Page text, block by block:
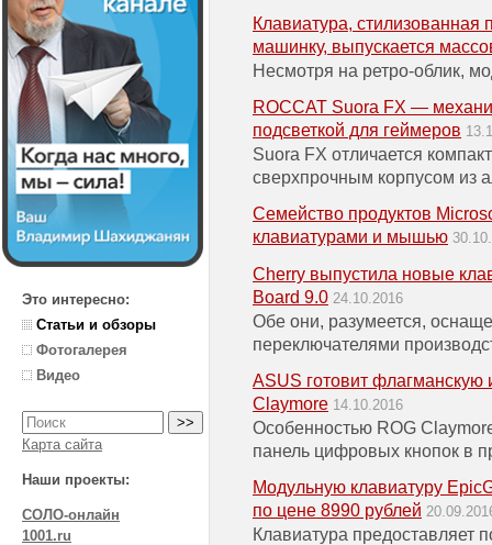
Это интересно:
Статьи и обзоры
Фотогалерея
Видео
Карта сайта
Наши проекты:
СОЛО-онлайн
1001.ru
Клавиатура,
машинку, выпускается
Несмотря на ретро-облик,
ROCCAT Suora FX —
подсветкой для геймеров
Suora FX отличается
сверхпрочным корпусом из
Семейство продуктов
клавиатурами и мышью
Cherry выпустила новые
Board 9.0 24.10.2016
Обе они, разумеется,
переключателями
ASUS готовит флагманскую
Claymore 14.10.2016
Особенностью ROG
панель цифровых кнопок в
Модульную клавиатуру
по цене 8990 рублей
Клавиатура предоставляет